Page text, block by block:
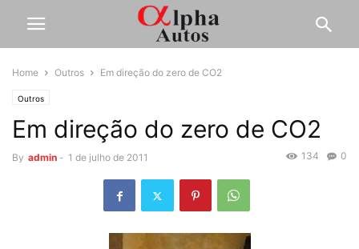
Home Outros Em direção do zero de CO2
Outros
Em direção do zero de CO2
By admin - 1 de julho de 2011 0
134